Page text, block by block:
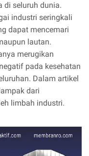
di seluruh dunia.
industri seringkali
dapat mencemari
lautan.
merugikan
pada kesehatan
Dalam artikel
dari
limbah industri.